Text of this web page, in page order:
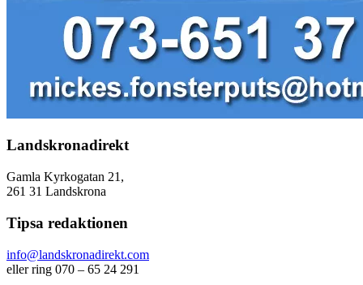
Landskronadirekt
Gamla Kyrkogatan 21,
261 31 Landskrona
Tipsa redaktionen
info@landskronadirekt.com
eller ring 070 – 65 24 291